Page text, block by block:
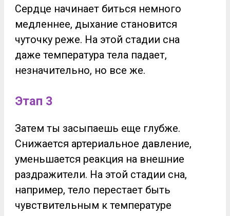
Сердце начинает биться немного
медленнее, дыхание становится
чуточку реже. На этой стадии сна
даже температура тела падает,
незначительно, но все же.
Этап 3
Затем ты засыпаешь еще глубже.
Снижается артериальное давление,
уменьшается реакция на внешние
раздражители. На этой стадии сна,
например, тело перестает быть
чувствительным к температуре